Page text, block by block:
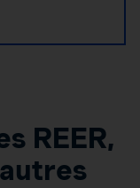
REER,